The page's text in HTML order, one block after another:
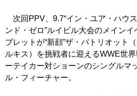
次回PPV、9.7“イン・ユア・ハウ
ンド・ゼロ”ルイビル大会のメインイ
ブレットが“新顔”ザ・パトリオット
ルキス）を挑戦者に迎えるWWE世
ーテイカー対ショーンのシングルマ
ル・フィーチャー。